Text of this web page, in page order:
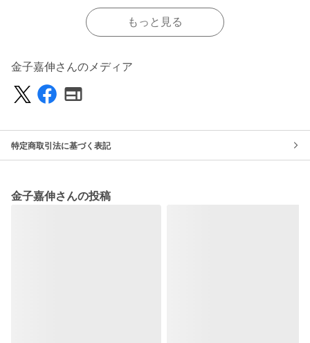
もっと見る
金子嘉伸さんのメディア
特定商取引法に基づく表記
金子嘉伸さんの投稿